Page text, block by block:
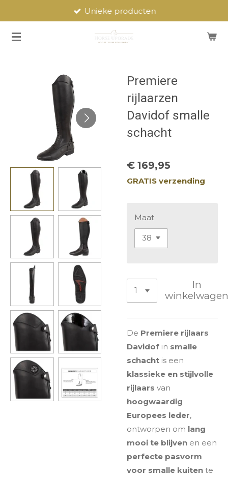
naar
Unieke producten
Premiere
rijlaarzen
Davidof smalle
schacht
€ 169,95
GRATIS verzending
Maat
In
De Premiere rijlaars
Davidof in smalle
schacht is een
klassieke en stijlvolle
rijlaars van
hoogwaardig
Europees leder,
ontworpen om lang
mooi te blijven en een
perfecte pasvorm
voor smalle kuiten te